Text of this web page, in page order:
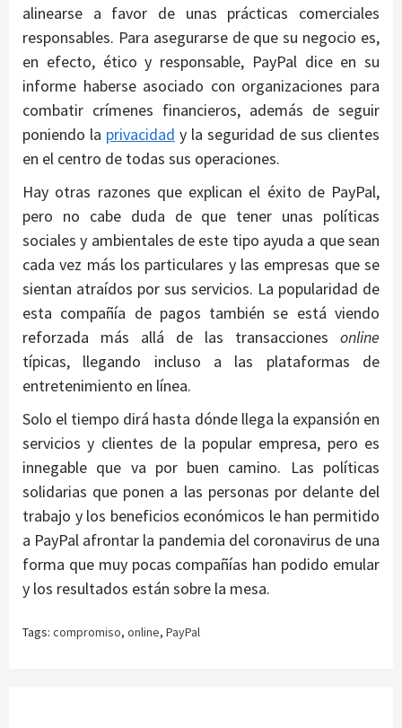
alinearse a favor de unas prácticas comerciales
responsables. Para asegurarse de que su negocio es,
en efecto, ético y responsable, PayPal dice en su
informe haberse asociado con organizaciones para
combatir crímenes financieros, además de seguir
poniendo la privacidad y la seguridad de sus clientes
en el centro de todas sus operaciones.
Hay otras razones que explican el éxito de PayPal,
pero no cabe duda de que tener unas políticas
sociales y ambientales de este tipo ayuda a que sean
cada vez más los particulares y las empresas que se
sientan atraídos por sus servicios. La popularidad de
esta compañía de pagos también se está viendo
reforzada más allá de las transacciones online
típicas, llegando incluso a las plataformas de
entretenimiento en línea.
Solo el tiempo dirá hasta dónde llega la expansión en
servicios y clientes de la popular empresa, pero es
innegable que va por buen camino. Las políticas
solidarias que ponen a las personas por delante del
trabajo y los beneficios económicos le han permitido
a PayPal afrontar la pandemia del coronavirus de una
forma que muy pocas compañías han podido emular
y los resultados están sobre la mesa.
Tags: compromiso, online, PayPal